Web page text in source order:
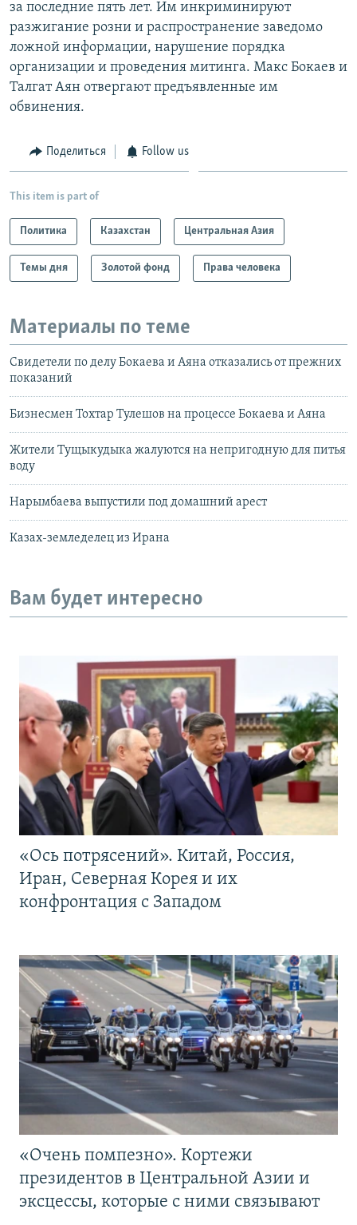
за последние пять лет. Им инкриминируют
разжигание розни и распространение заведомо
ложной информации, нарушение порядка
организации и проведения митинга. Макс Бокаев и
Талгат Аян отвергают предъявленные им
обвинения.
Поделиться Follow us
This item is part of
Политика Казахстан Центральная Азия
Темы дня Золотой фонд Права человека
Материалы по теме
Свидетели по делу Бокаева и Аяна отказались от прежних
показаний
Бизнесмен Тохтар Тулешов на процессе Бокаева и Аяна
Жители Тущыкудыка жалуются на непригодную для питья
воду
Нарымбаева выпустили под домашний арест
Казах-земледелец из Ирана
Вам будет интересно
«Ось потрясений». Китай, Россия,
Иран, Северная Корея и их
конфронтация с Западом
«Очень помпезно». Кортежи
президентов в Центральной Азии и
эксцессы, которые с ними связывают